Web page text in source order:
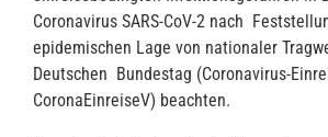
Coronavirus SARS-CoV-2 nach
epidemischen Lage von nationaler
Deutschen Bundestag (Coronavirus-
CoronaEinreiseV) beachten.